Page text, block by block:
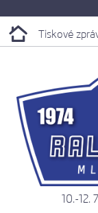
Tiskové
10.-12.